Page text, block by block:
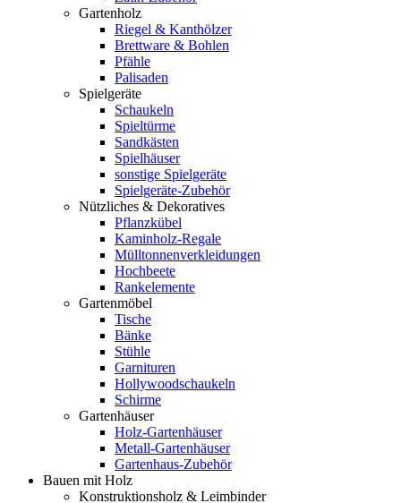
Gartenholz
Riegel & Kanthölzer
Brettware & Bohlen
Pfähle
Palisaden
Spielgeräte
Schaukeln
Spieltürme
Sandkästen
Spielhäuser
sonstige Spielgeräte
Spielgeräte-Zubehör
Nützliches & Dekoratives
Pflanzkübel
Kaminholz-Regale
Mülltonnenverkleidungen
Hochbeete
Rankelemente
Gartenmöbel
Tische
Bänke
Stühle
Garnituren
Hollywoodschaukeln
Schirme
Gartenhäuser
Holz-Gartenhäuser
Metall-Gartenhäuser
Gartenhaus-Zubehör
Bauen mit Holz
Konstruktionsholz & Leimbinder